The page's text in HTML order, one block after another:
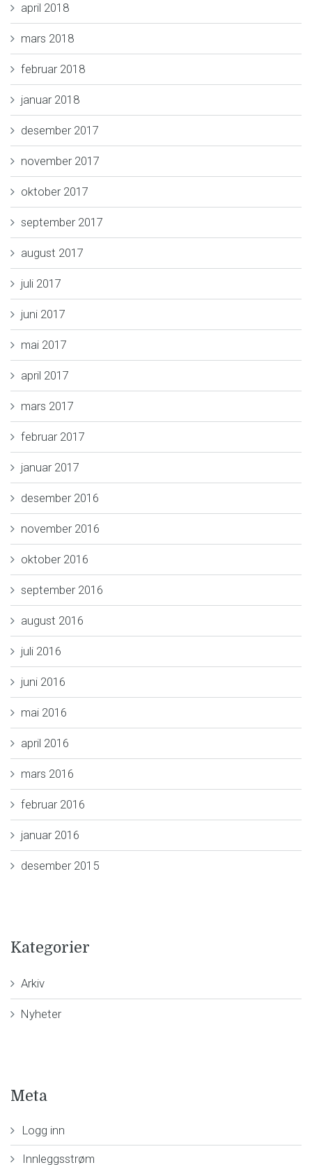
april 2018
mars 2018
februar 2018
januar 2018
desember 2017
november 2017
oktober 2017
september 2017
august 2017
juli 2017
juni 2017
mai 2017
april 2017
mars 2017
februar 2017
januar 2017
desember 2016
november 2016
oktober 2016
september 2016
august 2016
juli 2016
juni 2016
mai 2016
april 2016
mars 2016
februar 2016
januar 2016
desember 2015
Kategorier
Arkiv
Nyheter
Meta
Logg inn
Innleggsstrøm